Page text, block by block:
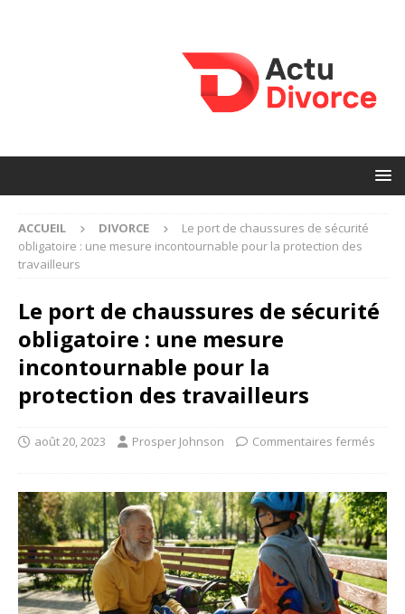
ACCUEIL DIVORCE
Le port de chaussures de sécurité
obligatoire : une mesure incontournable pour la protection des
travailleurs
Le port de chaussures de sécurité
obligatoire : une mesure
incontournable pour la
protection des travailleurs
août 20, 2023 Prosper Johnson Commentaires fermés